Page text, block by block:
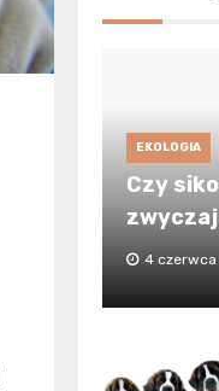
EKOLOGIA
Czy
4 czerwca